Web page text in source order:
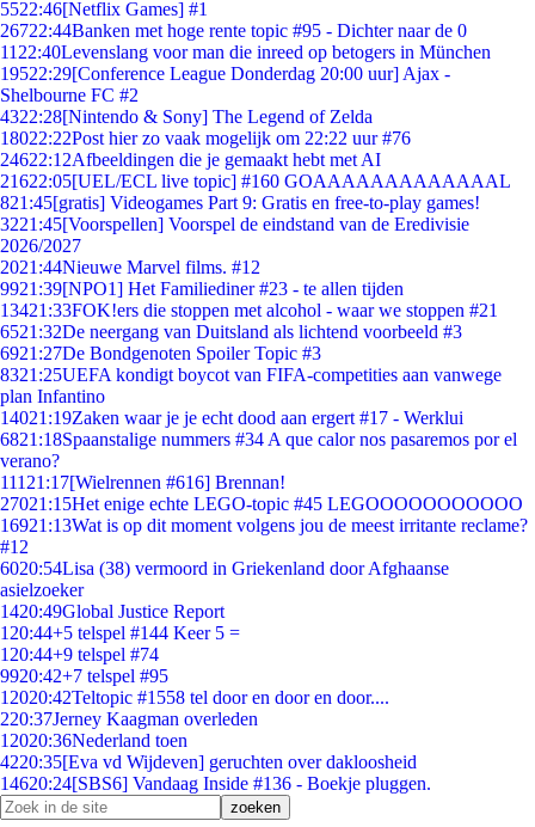
5522:46[Netflix Games] #1
26722:44Banken met hoge rente topic #95 - Dichter naar de 0
11 22:40Levenslang voor man die inreed op betogers in München
19522:29[Conference League Donderdag 20:00 uur] Ajax -
Shelbourne FC #2
4322:28[Nintendo & Sony] The Legend of Zelda
18022:22Post hier zo vaak mogelijk om 22:22 uur #76
24622:12Afbeeldingen die je gemaakt hebt met AI
21622:05[UEL/ECL live topic] #160 GOAAAAAAAAAAAAAL
821:45[gratis] Videogames Part 9: Gratis en free-to-play games!
3221:45[Voorspellen] Voorspel de eindstand van de Eredivisie
2026/2027
2021:44Nieuwe Marvel films. #12
9921:39[NPO1] Het Familiediner #23 - te allen tijden
13421:33FOK!ers die stoppen met alcohol - waar we stoppen #21
6521:32De neergang van Duitsland als lichtend voorbeeld #3
6921:27De Bondgenoten Spoiler Topic #3
8321:25UEFA kondigt boycot van FIFA-competities aan vanwege
plan Infantino
14021:19Zaken waar je je echt dood aan ergert #17 - Werklui
6821:18Spaanstalige nummers #34 A que calor nos pasaremos por el
verano?
111 21:17[Wielrennen #616] Brennan!
27021:15Het enige echte LEGO-topic #45 LEGOOOOOOOOOOO
16921:13Wat is op dit moment volgens jou de meest irritante reclame?
#12
6020:54Lisa (38) vermoord in Griekenland door Afghaanse
asielzoeker
1420:49Global Justice Report
1 20:44+5 telspel #144 Keer 5 =
1 20:44+9 telspel #74
9920:42+7 telspel #95
12020:42Teltopic #1558 tel door en door en door....
220:37Jerney Kaagman overleden
12020:36Nederland toen
4220:35[Eva vd Wijdeven] geruchten over dakloosheid
14620:24[SBS6] Vandaag Inside #136 - Boekje pluggen.